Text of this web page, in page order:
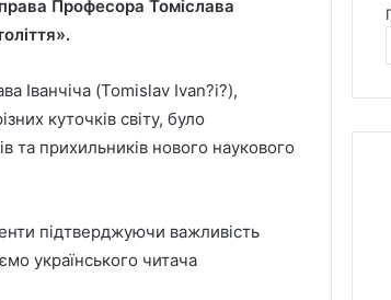
Професора Томіслава
Іванчіча (Tomislav Ivan?i?),
куточків світу, було
та прихильників нового наукового
підтверджуючи важливість
українського читача